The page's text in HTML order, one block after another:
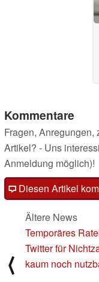
Kommentare
Fragen,
Artikel? - Uns
Anmeldung möglich)!
Diesen Artikel
⟨
Ältere News
Temporäres
Twitter für
kaum noch